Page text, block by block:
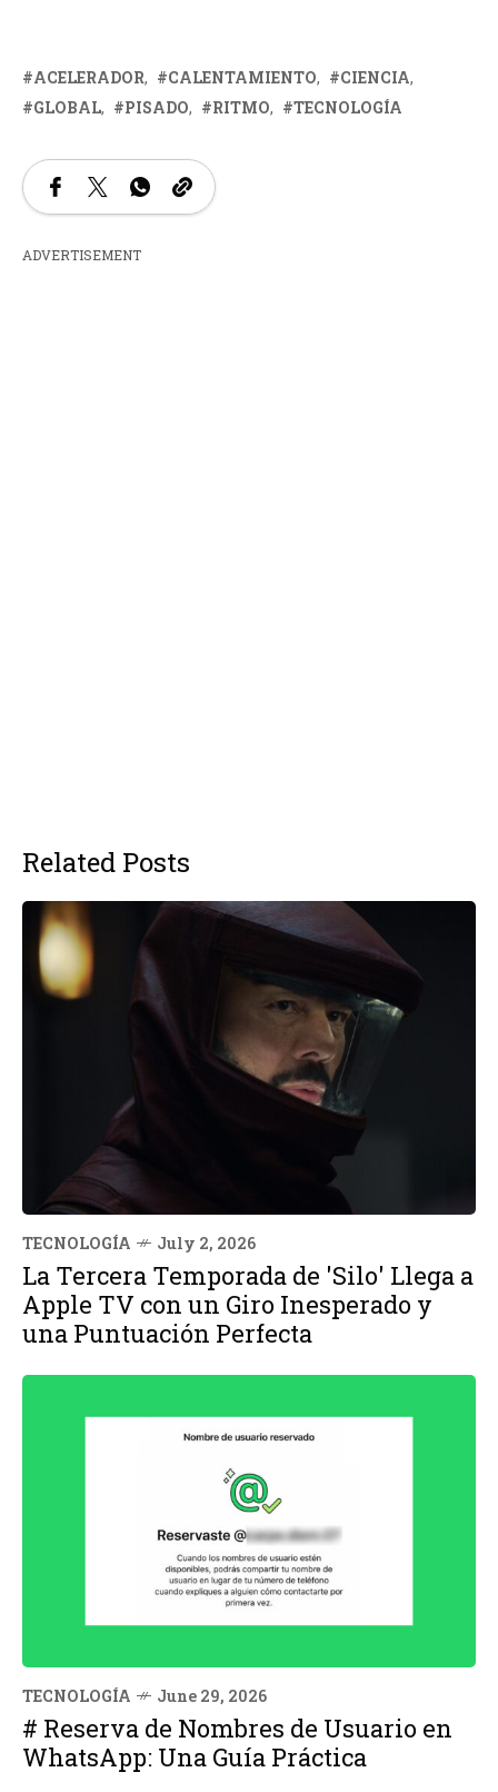
ACELERADOR CALENTAMIENTO
CIENCIA
GLOBAL
PISADO RITMO TECNOLOGÍA
ADVERTISEMENT
Related Posts
TECNOLOGÍA July 2, 2026
La Tercera Temporada de 'Silo' Llega a
Apple TV con un Giro Inesperado y
una Puntuación Perfecta
TECNOLOGÍA June 29, 2026
# Reserva de Nombres de Usuario en
WhatsApp: Una Guía Práctica